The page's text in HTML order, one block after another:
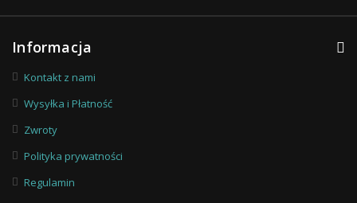
Informacja
Kontakt z nami
Wysyłka i Płatność
Zwroty
Polityka prywatności
Regulamin